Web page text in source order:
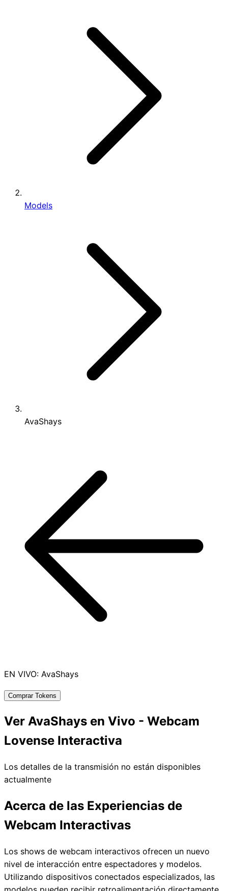
Models
AvaShays
EN VIVO: AvaShays
Comprar Tokens
Ver AvaShays en Vivo - Webcam
Lovense Interactiva
Los detalles de la transmisión no están disponibles
actualmente
Acerca de las Experiencias de
Webcam Interactivas
Los shows de webcam interactivos ofrecen un nuevo
nivel de interacción entre espectadores y modelos.
Utilizando dispositivos conectados especializados, las